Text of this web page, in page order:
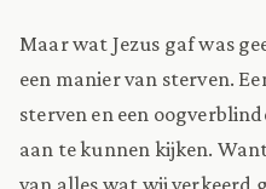
Maar wat Jezus gaf was
een manier van sterven.
sterven en een
aan te kunnen kijken.
van alles wat wij verkeerd